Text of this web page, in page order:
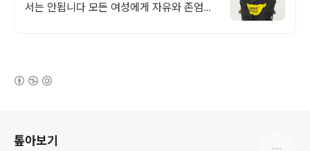
서는 안됩니다 모든 여성에게 자유와 존엄을
톺아보기